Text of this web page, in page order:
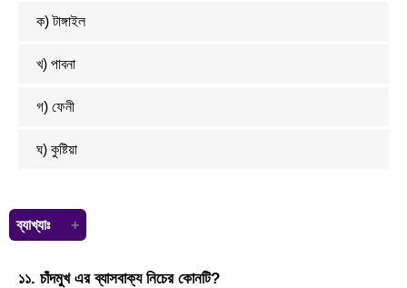
ক) টাঙ্গাইল
খ) পাবনা
গ) ফেনী
ঘ) কুষ্টিয়া
ব্যাখ্যাঃ
মীর মশাররফ হোসেন এর জন্ম কুষ্টিয়াতে (কুষ্টিয়া জেলার লাহিনীপাড়া গ্রাম)।
১১. চাঁদমুখ এর ব্যাসবাক্য নিচের কোনটি?